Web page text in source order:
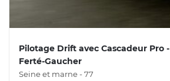
Pilotage Drift avec Cascadeur Pro
Ferté-Gaucher
Seine et marne - 77